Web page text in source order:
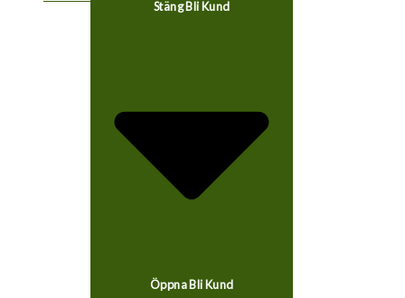
Stäng Bli Kund
Öppna Bli Kund